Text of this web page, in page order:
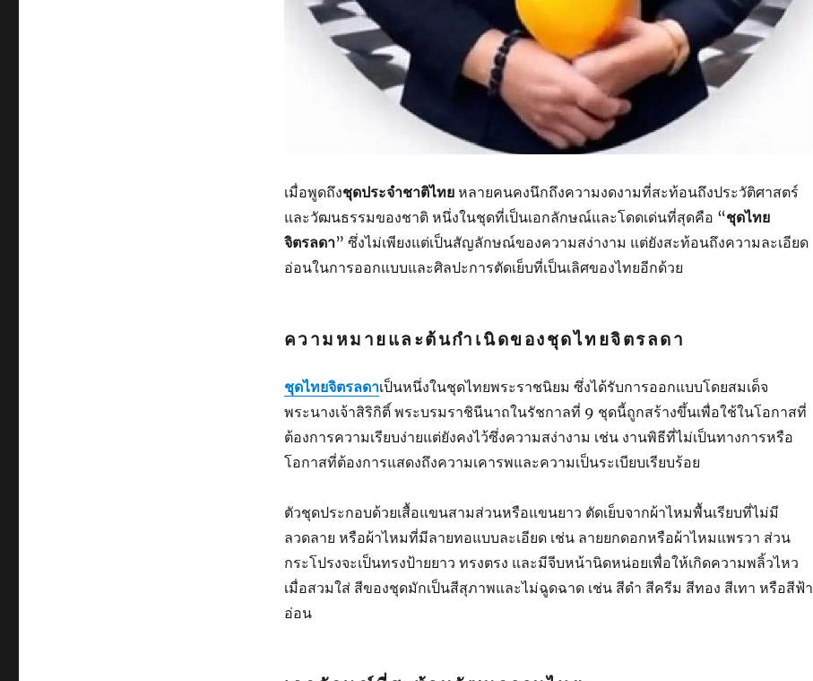
เมื่อพูดถึงชุดประจำชาติไทยหลายคนคงนึกถึงความงดงามที่สะท้อนถึงประวัติศาสตร์
และวัฒนธรรมของชาติ หนึ่งในชุดที่เป็นเอกลักษณ์และโดดเด่นที่สุดคือ “ชุดไทย
จิตรลดา” ซึ่งไม่เพียงแต่เป็นสัญลักษณ์ของความสง่างาม แต่ยังสะท้อนถึงความละเอียด
อ่อนในการออกแบบและศิลปะการตัดเย็บที่เป็นเลิศของไทยอีกด้วย
ความหมายและต้นกำเนิดของชุดไทยจิตรลดา
ชุดไทยจิตรลดาเป็นหนึ่งในชุดไทยพระราชนิยม ซึ่งได้รับการออกแบบโดยสมเด็จ
พระนางเจ้าสิริกิติ์ พระบรมราชินีนาถในรัชกาลที่ 9 ชุดนี้ถูกสร้างขึ้นเพื่อใช้ในโอกาสที่
ต้องการความเรียบง่ายแต่ยังคงไว้ซึ่งความสง่างาม เช่น งานพิธีที่ไม่เป็นทางการหรือ
โอกาสที่ต้องการแสดงถึงความเคารพและความเป็นระเบียบเรียบร้อย
ตัวชุดประกอบด้วยเสื้อแขนสามส่วนหรือแขนยาว ตัดเย็บจากผ้าไหมพื้นเรียบที่ไม่มี
ลวดลาย หรือผ้าไหมที่มีลายทอแบบละเอียด เช่น ลายยกดอกหรือผ้าไหมแพรวา ส่วน
กระโปรงจะเป็นทรงป้ายยาว ทรงตรง และมีจีบหน้านิดหน่อยเพื่อให้เกิดความพลิ้วไหว
เมื่อสวมใส่ สีของชุดมักเป็นสีสุภาพและไม่ฉูดฉาด เช่น สีดำ สีครีม สีทอง สีเทา หรือสีฟ้า
อ่อน